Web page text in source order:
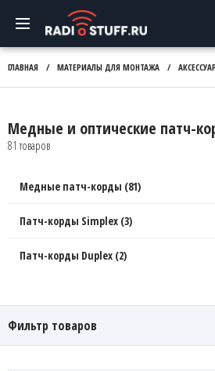
ГЛАВНАЯ / МАТЕРИАЛЫ ДЛЯ МОНТАЖА /
Медные и оптические патч-
81 товаров
Медные патч-корды (81)
Патч-корды Simplex (3)
Патч-корды Duplex (2)
Фильтр товаров